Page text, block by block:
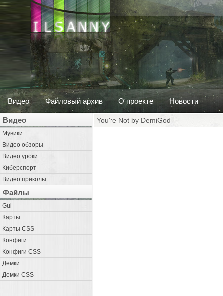
Видео Файловый архив О проекте Новости
Видео
Мувики
Видео обзоры
Видео уроки
Киберспорт
Видео приколы
Файлы
Gui
Карты
Карты CSS
Конфиги
Конфиги CSS
Демки
Демки CSS
You're Not by DemiGod